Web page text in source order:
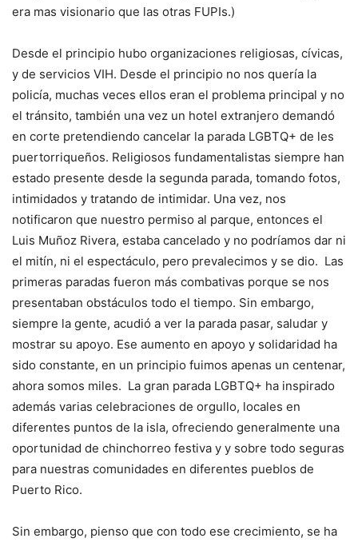
era mas visionario que las otras FUPIs.)
Desde el principio hubo organizaciones religiosas, cívicas,
y de servicios VIH. Desde el principio no nos quería la
policía, muchas veces ellos eran el problema principal y no
el tránsito, también una vez un hotel extranjero demandó
en corte pretendiendo cancelar la parada LGBTQ+ de les
puertorriqueños. Religiosos fundamentalistas siempre han
estado presente desde la segunda parada, tomando fotos,
intimidados y tratando de intimidar. Una vez, nos
notificaron que nuestro permiso al parque, entonces el
Luis Muñoz Rivera, estaba cancelado y no podríamos dar ni
el mitín, ni el espectáculo, pero prevalecimos y se dio. Las
primeras paradas fueron más combativas porque se nos
presentaban obstáculos todo el tiempo. Sin embargo,
siempre la gente, acudió a ver la parada pasar, saludar y
mostrar su apoyo. Ese aumento en apoyo y solidaridad ha
sido constante, en un principio fuimos apenas un centenar,
ahora somos miles. La gran parada LGBTQ+ ha inspirado
además varias celebraciones de orgullo, locales en
diferentes puntos de la isla, ofreciendo generalmente una
oportunidad de chinchorreo festiva y y sobre todo seguras
para nuestras comunidades en diferentes pueblos de
Puerto Rico.
Sin embargo, pienso que con todo ese crecimiento, se ha